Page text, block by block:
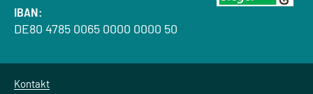
IBAN:
DE80 4785 0065 0000 0000 50
Kontakt